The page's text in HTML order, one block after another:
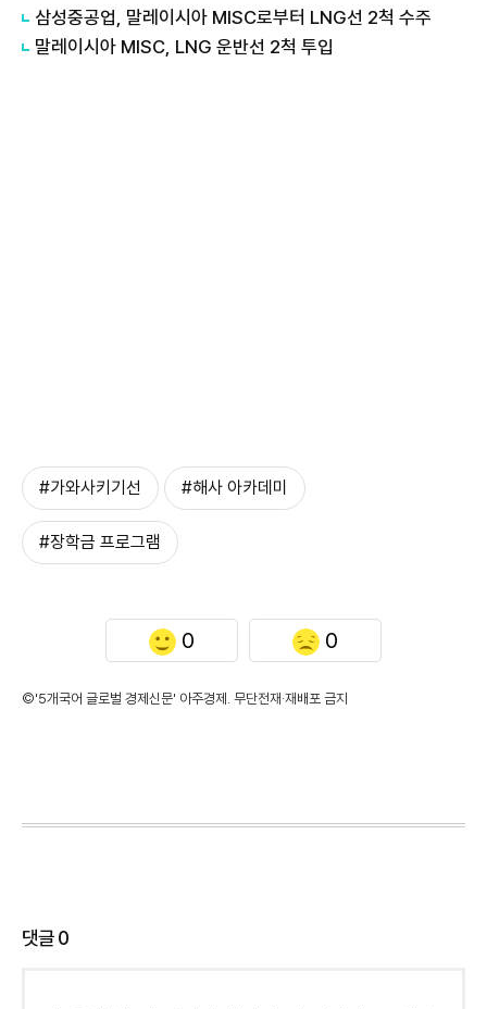
​삼성중공업, 말레이시아 MISC로부터 LNG선 2척 수주
말레이시아 MISC, LNG 운반선 2척 투입
#가와사키기선 #해사 아카데미
#장학금 프로그램
0 0
©'5개국어 글로벌 경제신문' 아주경제. 무단전재·재배포 금지
댓글0